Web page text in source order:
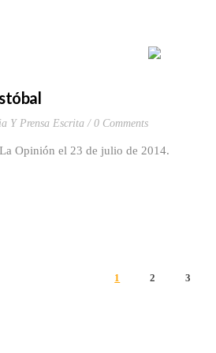
Y Prensa Escrita 0 Comments
Opinión el 23 de julio de 2014.
1 2 3